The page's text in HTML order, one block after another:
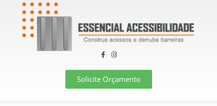
Solicite Orçamento